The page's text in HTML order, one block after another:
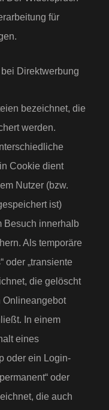
für
Direktwerbung
bezeichnet, die
werden.
Cookie dient
Nutzer (bzw.
ist)
Besuch innerhalb
Als temporäre
oder „transiente
die gelöscht
Onlineangebot
In einem
eines
oder ein Login-
oder
die auch